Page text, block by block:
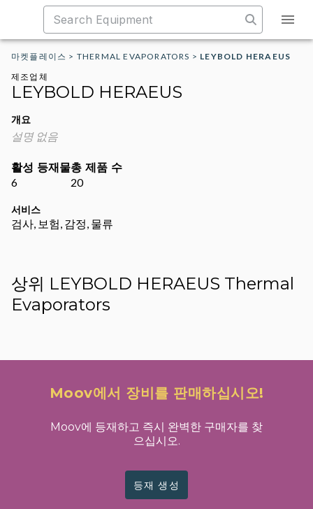
마켓플레이스 > THERMAL EVAPORATORS > LEYBOLD HERAEUS
제조업체
LEYBOLD HERAEUS
개요
설명 없음
활성 등재물
6
총 제품 수
20
서비스
검사, 보험, 감정, 물류
상위 LEYBOLD HERAEUS Thermal
Evaporators
Moov에서 장비를 판매하십시오!
Moov에 등재하고 즉시 완벽한 구매자를 찾
으십시오.
등재 생성